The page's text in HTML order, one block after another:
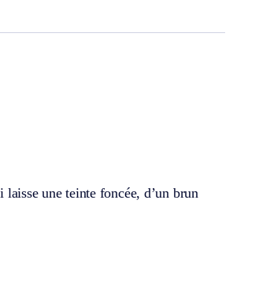
une teinte foncée, d’un brun